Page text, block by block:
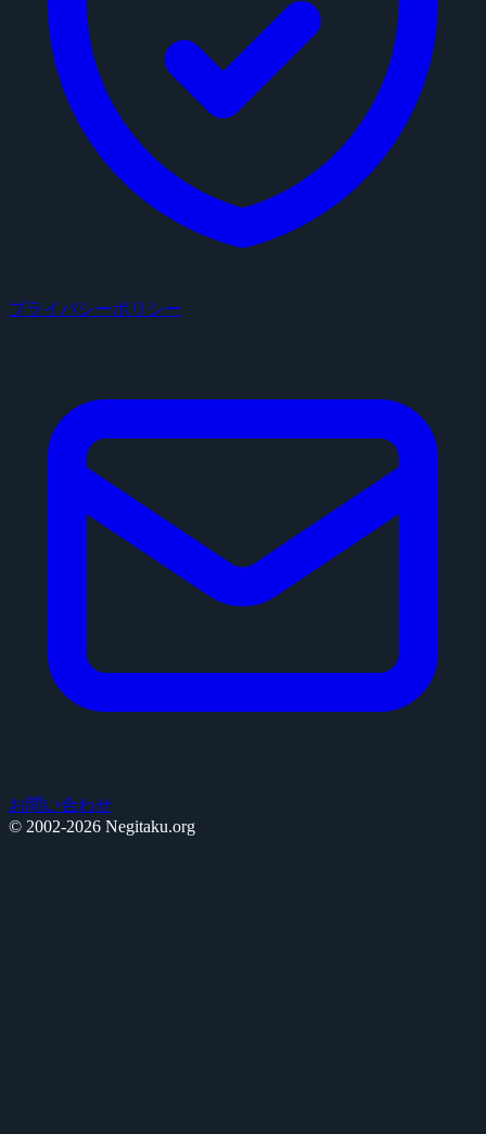
プライバシーポリシー
お問い合わせ
© 2002-2026 Negitaku.org